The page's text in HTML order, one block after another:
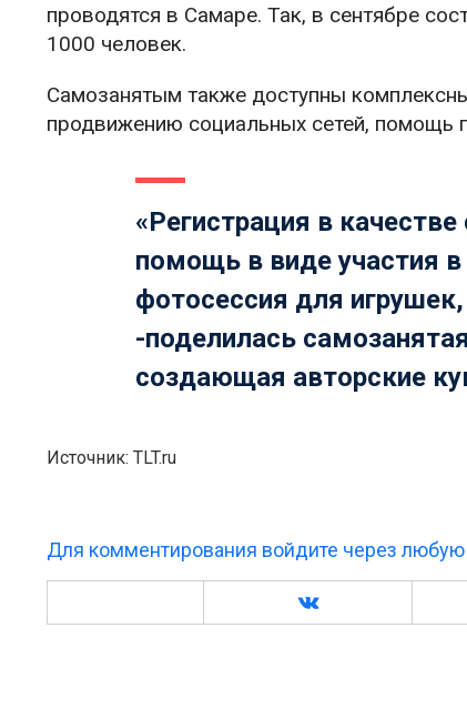
проводятся в Самаре. Так, в сентябре
1000 человек.
Самозанятым также доступны
продвижению социальных сетей, помощь
«Регистрация в
помощь в виде участия в
фотосессия для
-поделилась самозанятая
создающая авторские
Источник: TLT.ru
Для комментирования войдите через любую